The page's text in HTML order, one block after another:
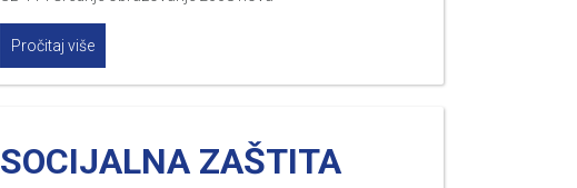
Pročitaj više
SOCIJALNA ZAŠTITA